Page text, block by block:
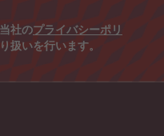
社のプライバシーポリ
扱いを行います。